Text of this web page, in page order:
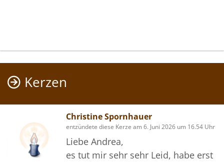
Kerzen
Christine Spornhauer
entzündete diese Kerze am 6. Juni 2026 um 16.54 Uhr
Liebe Andrea,
es tut mir sehr sehr Leid, habe erst